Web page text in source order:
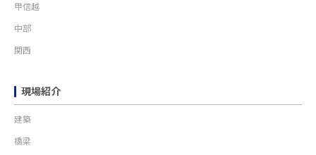
甲信越
中部
関西
現場紹介
建築
橋梁